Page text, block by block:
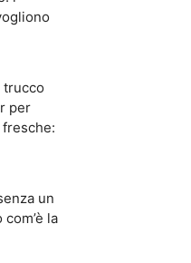
trucco
per
un
la